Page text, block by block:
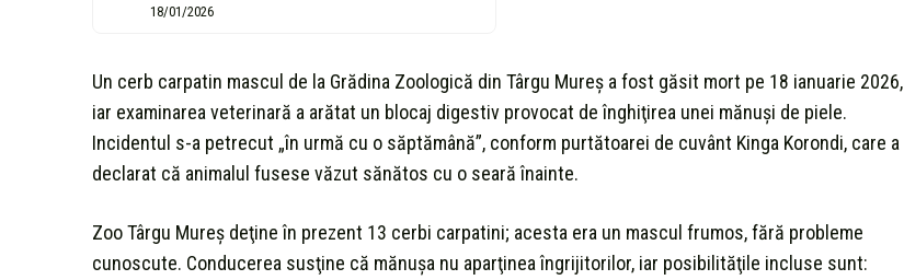
18/01/2026
Un cerb carpatin mascul de la Grădina Zoologică din Târgu Mureș a fost găsit mort pe 18 ianuarie 2026,
iar examinarea veterinară a arătat un blocaj digestiv provocat de înghiţirea unei mănuşi de piele.
Incidentul s-a petrecut „în urmă cu o săptămână”, conform purtătoarei de cuvânt Kinga Korondi, care a
declarat că animalul fusese văzut sănătos cu o seară înainte.
Zoo Târgu Mureș deţine în prezent 13 cerbi carpatini; acesta era un mascul frumos, fără probleme
cunoscute. Conducerea susţine că mănuşa nu aparţinea îngrijitorilor, iar posibilităţile incluse sunt: